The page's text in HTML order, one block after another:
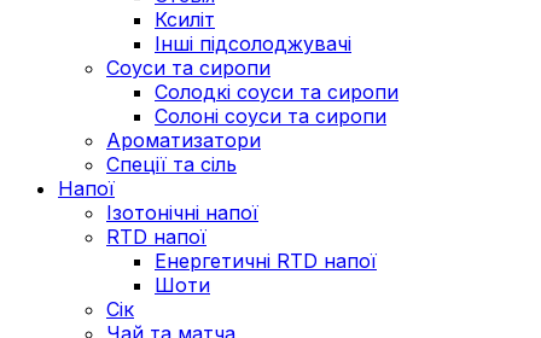
Ксиліт
Інші підсолоджувачі
Соуси та сиропи
Солодкі соуси та сиропи
Солоні соуси та сиропи
Ароматизатори
Спеції та сіль
Напої
Ізотонічні напої
RTD напої
Енергетичні RTD напої
Шоти
Сік
Чай та матча